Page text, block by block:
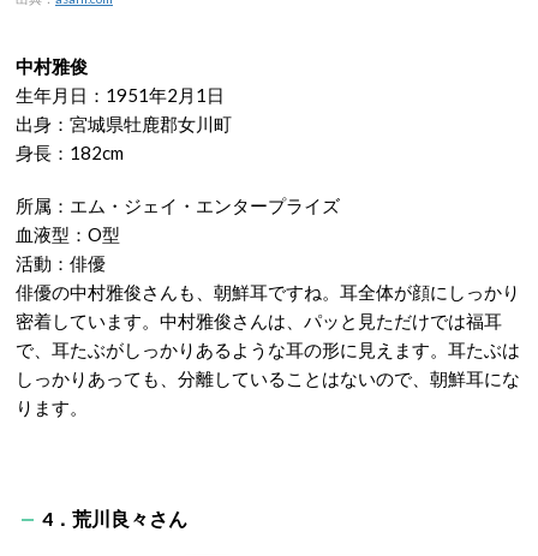
中村雅俊
生年月日：1951年2月1日
出身：宮城県牡鹿郡女川町
身長：182cm
所属：エム・ジェイ・エンタープライズ
血液型：O型
活動：俳優
俳優の中村雅俊さんも、朝鮮耳ですね。耳全体が顔にしっかり
密着しています。中村雅俊さんは、パッと見ただけでは福耳
で、耳たぶがしっかりあるような耳の形に見えます。耳たぶは
しっかりあっても、分離していることはないので、朝鮮耳にな
ります。
4．荒川良々さん